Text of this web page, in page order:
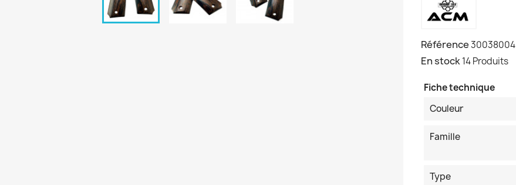
Référence30038004
En stock14 Produits
Fiche technique
Couleur
Famille
Type